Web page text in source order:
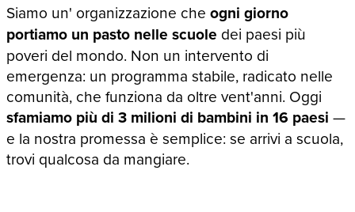
Siamo un' organizzazione che ogni giorno
portiamo un pasto nelle scuole dei paesi più
poveri del mondo. Non un intervento di
emergenza: un programma stabile, radicato nelle
comunità, che funziona da oltre vent'anni. Oggi
sfamiamo più di 3 milioni di bambini in 16 paesi —
e la nostra promessa è semplice: se arrivi a scuola,
trovi qualcosa da mangiare.